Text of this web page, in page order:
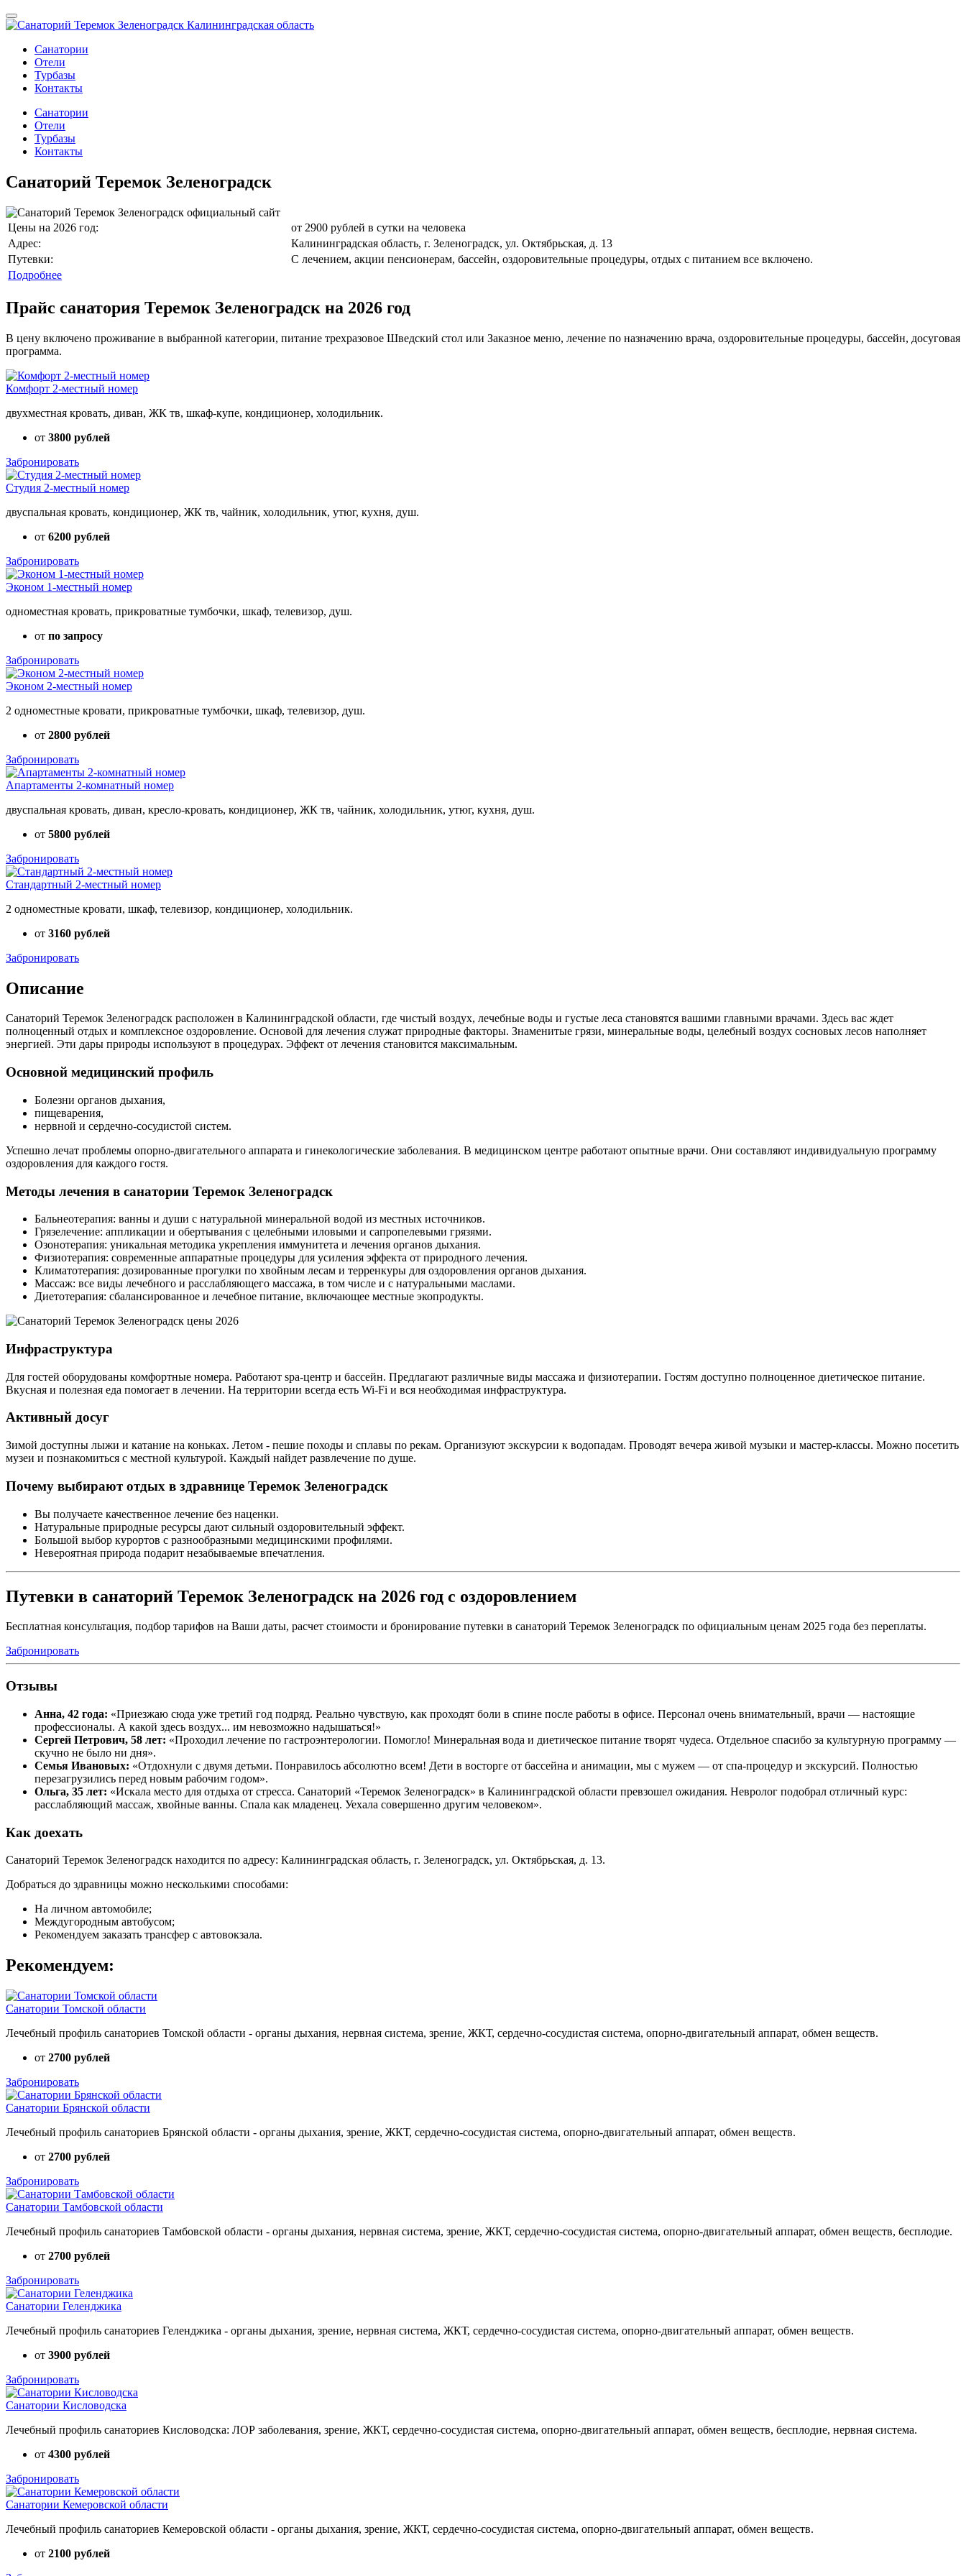
Санатории
Отели
Турбазы
Контакты
Санатории
Отели
Турбазы
Контакты
Санаторий Теремок Зеленоградск
Цены на 2026 год:
от 2900 рублей в сутки на человека
Адрес:
Калининградская область, г. Зеленоградск, ул. Октябрьская, д. 13
Путевки:
С лечением, акции пенсионерам, бассейн, оздоровительные процедуры, отдых с питанием все включено.
Подробнее
Прайс санатория Теремок Зеленоградск на 2026 год
В цену включено проживание в выбранной категории, питание трехразовое Шведский стол или Заказное меню, лечение по назначению врача, оздоровительные процедуры, бассейн, досуговая
программа.
Комфорт 2-местный номер
двухместная кровать, диван, ЖК тв, шкаф-купе, кондиционер, холодильник.
от 3800 рублей
Забронировать
Студия 2-местный номер
двуспальная кровать, кондиционер, ЖК тв, чайник, холодильник, утюг, кухня, душ.
от 6200 рублей
Забронировать
Эконом 1-местный номер
одноместная кровать, прикроватные тумбочки, шкаф, телевизор, душ.
от по запросу
Забронировать
Эконом 2-местный номер
2 одноместные кровати, прикроватные тумбочки, шкаф, телевизор, душ.
от 2800 рублей
Забронировать
Апартаменты 2-комнатный номер
двуспальная кровать, диван, кресло-кровать, кондиционер, ЖК тв, чайник, холодильник, утюг, кухня, душ.
от 5800 рублей
Забронировать
Стандартный 2-местный номер
2 одноместные кровати, шкаф, телевизор, кондиционер, холодильник.
от 3160 рублей
Забронировать
Описание
Санаторий Теремок Зеленоградск расположен в Калининградской области, где чистый воздух, лечебные воды и густые леса становятся вашими главными врачами. Здесь вас ждет
полноценный отдых и комплексное оздоровление. Основой для лечения служат природные факторы. Знаменитые грязи, минеральные воды, целебный воздух сосновых лесов наполняет
энергией. Эти дары природы используют в процедурах. Эффект от лечения становится максимальным.
Основной медицинский профиль
Болезни органов дыхания,
пищеварения,
нервной и сердечно-сосудистой систем.
Успешно лечат проблемы опорно-двигательного аппарата и гинекологические заболевания. В медицинском центре работают опытные врачи. Они составляют индивидуальную программу
оздоровления для каждого гостя.
Методы лечения в санатории Теремок Зеленоградск
Бальнеотерапия: ванны и души с натуральной минеральной водой из местных источников.
Грязелечение: аппликации и обертывания с целебными иловыми и сапропелевыми грязями.
Озонотерапия: уникальная методика укрепления иммунитета и лечения органов дыхания.
Физиотерапия: современные аппаратные процедуры для усиления эффекта от природного лечения.
Климатотерапия: дозированные прогулки по хвойным лесам и терренкуры для оздоровления органов дыхания.
Массаж: все виды лечебного и расслабляющего массажа, в том числе и с натуральными маслами.
Диетотерапия: сбалансированное и лечебное питание, включающее местные экопродукты.
Инфраструктура
Для гостей оборудованы комфортные номера. Работают spa-центр и бассейн. Предлагают различные виды массажа и физиотерапии. Гостям доступно полноценное диетическое питание.
Вкусная и полезная еда помогает в лечении. На территории всегда есть Wi-Fi и вся необходимая инфраструктура.
Активный досуг
Зимой доступны лыжи и катание на коньках. Летом - пешие походы и сплавы по рекам. Организуют экскурсии к водопадам. Проводят вечера живой музыки и мастер-классы. Можно посетить
музеи и познакомиться с местной культурой. Каждый найдет развлечение по душе.
Почему выбирают отдых в здравнице Теремок Зеленоградск
Вы получаете качественное лечение без наценки.
Натуральные природные ресурсы дают сильный оздоровительный эффект.
Большой выбор курортов с разнообразными медицинскими профилями.
Невероятная природа подарит незабываемые впечатления.
Путевки в санаторий Теремок Зеленоградск на 2026 год с оздоровлением
Бесплатная консультация, подбор тарифов на Ваши даты, расчет стоимости и бронирование путевки в санаторий Теремок Зеленоградск по официальным ценам 2025 года без переплаты.
Забронировать
Отзывы
Анна, 42 года: «Приезжаю сюда уже третий год подряд. Реально чувствую, как проходят боли в спине после работы в офисе. Персонал очень внимательный, врачи — настоящие
профессионалы. А какой здесь воздух... им невозможно надышаться!»
Сергей Петрович, 58 лет: «Проходил лечение по гастроэнтерологии. Помогло! Минеральная вода и диетическое питание творят чудеса. Отдельное спасибо за культурную программу —
скучно не было ни дня».
Семья Ивановых: «Отдохнули с двумя детьми. Понравилось абсолютно всем! Дети в восторге от бассейна и анимации, мы с мужем — от спа-процедур и экскурсий. Полностью
перезагрузились перед новым рабочим годом».
Ольга, 35 лет: «Искала место для отдыха от стресса. Санаторий «Теремок Зеленоградск» в Калининградской области превзошел ожидания. Невролог подобрал отличный курс:
расслабляющий массаж, хвойные ванны. Спала как младенец. Уехала совершенно другим человеком».
Как доехать
Санаторий Теремок Зеленоградск находится по адресу: Калининградская область, г. Зеленоградск, ул. Октябрьская, д. 13.
Добраться до здравницы можно несколькими способами:
На личном автомобиле;
Междугородным автобусом;
Рекомендуем заказать трансфер с автовокзала.
Рекомендуем:
Санатории Томской области
Лечебный профиль санаториев Томской области - органы дыхания, нервная система, зрение, ЖКТ, сердечно-сосудистая система, опорно-двигательный аппарат, обмен веществ.
от 2700 рублей
Забронировать
Санатории Брянской области
Лечебный профиль санаториев Брянской области - органы дыхания, зрение, ЖКТ, сердечно-сосудистая система, опорно-двигательный аппарат, обмен веществ.
от 2700 рублей
Забронировать
Санатории Тамбовской области
Лечебный профиль санаториев Тамбовской области - органы дыхания, нервная система, зрение, ЖКТ, сердечно-сосудистая система, опорно-двигательный аппарат, обмен веществ, бесплодие.
от 2700 рублей
Забронировать
Санатории Геленджика
Лечебный профиль санаториев Геленджика - органы дыхания, зрение, нервная система, ЖКТ, сердечно-сосудистая система, опорно-двигательный аппарат, обмен веществ.
от 3900 рублей
Забронировать
Санатории Кисловодска
Лечебный профиль санаториев Кисловодска: ЛОР заболевания, зрение, ЖКТ, сердечно-сосудистая система, опорно-двигательный аппарат, обмен веществ, бесплодие, нервная система.
от 4300 рублей
Забронировать
Санатории Кемеровской области
Лечебный профиль санаториев Кемеровской области - органы дыхания, зрение, ЖКТ, сердечно-сосудистая система, опорно-двигательный аппарат, обмен веществ.
от 2100 рублей